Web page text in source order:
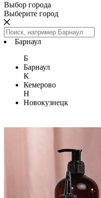
Выбор города
Выберите город
Барнаул
Б
Барнаул
К
Кемерово
Н
Новокузнецк